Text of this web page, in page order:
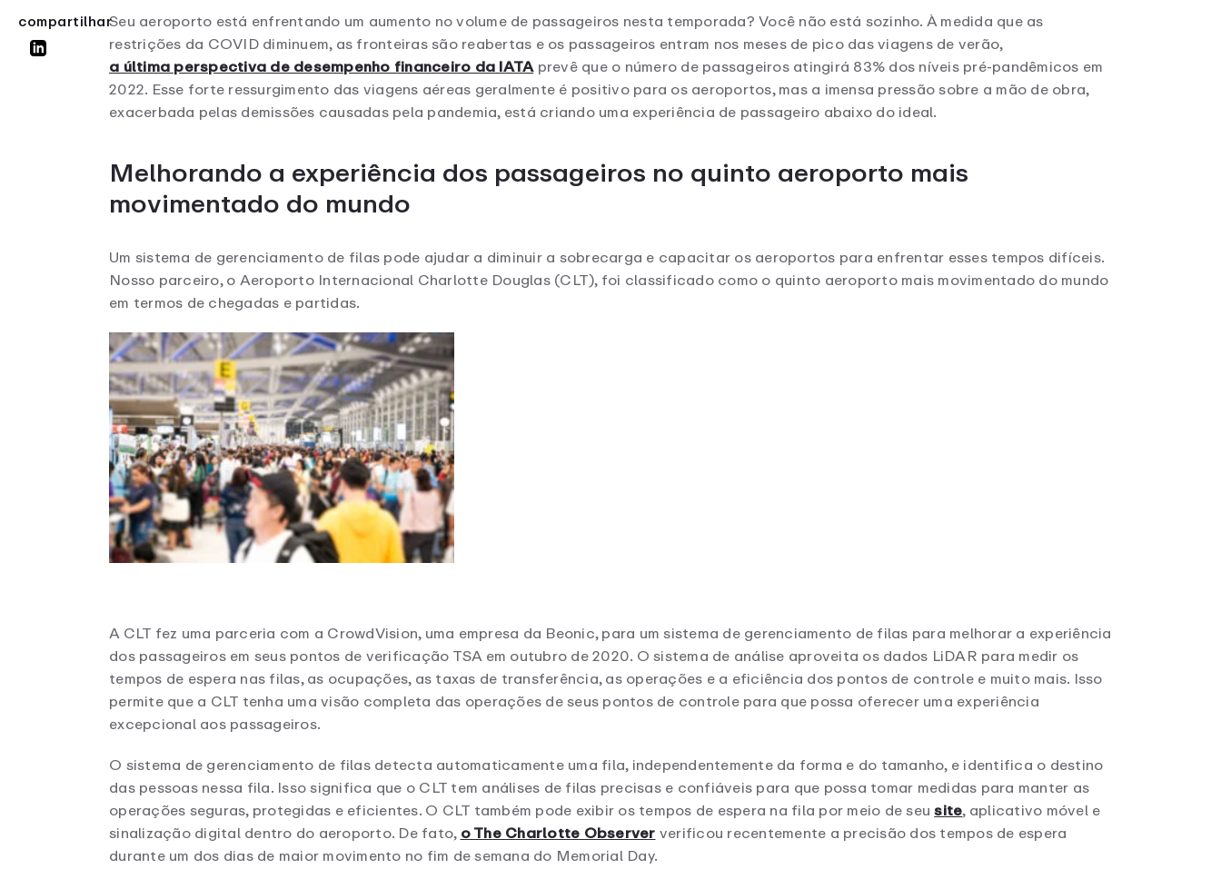
compartilharSeu aeroporto está enfrentando um aumento no volume de passageiros nesta temporada? Você não está sozinho. À medida que as
restrições da COVID diminuem, as fronteiras são reabertas e os passageiros entram nos meses de pico das viagens de verão,
a última perspectiva de desempenho financeiro da IATAprevê que o número de passageiros atingirá 83% dos níveis pré-pandêmicos em
2022. Esse forte ressurgimento das viagens aéreas geralmente é positivo para os aeroportos, mas a imensa pressão sobre a mão de obra,
exacerbada pelas demissões causadas pela pandemia, está criando uma experiência de passageiro abaixo do ideal.
Melhorando a experiência dos passageiros no quinto aeroporto mais
movimentado do mundo
Um sistema de gerenciamento de filas pode ajudar a diminuir a sobrecarga e capacitar os aeroportos para enfrentar esses tempos difíceis.
Nosso parceiro, o Aeroporto Internacional Charlotte Douglas (CLT), foi classificado como o quinto aeroporto mais movimentado do mundo
em termos de chegadas e partidas.
A CLT fez uma parceria com a CrowdVision, uma empresa da Beonic, para um sistema de gerenciamento de filas para melhorar a experiência
dos passageiros em seus pontos de verificação TSA em outubro de 2020. O sistema de análise aproveita os dados LiDAR para medir os
tempos de espera nas filas, as ocupações, as taxas de transferência, as operações e a eficiência dos pontos de controle e muito mais. Isso
permite que a CLT tenha uma visão completa das operações de seus pontos de controle para que possa oferecer uma experiência
excepcional aos passageiros.
O sistema de gerenciamento de filas detecta automaticamente uma fila, independentemente da forma e do tamanho, e identifica o destino
das pessoas nessa fila. Isso significa que o CLT tem análises de filas precisas e confiáveis para que possa tomar medidas para manter as
operações seguras, protegidas e eficientes. O CLT também pode exibir os tempos de espera na fila por meio de seusite, aplicativo móvel e
sinalização digital dentro do aeroporto. De fato,o The Charlotte Obserververificou recentemente a precisão dos tempos de espera
durante um dos dias de maior movimento no fim de semana do Memorial Day.